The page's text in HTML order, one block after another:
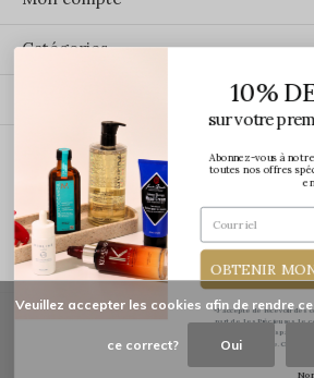
Catégories
ÉCRIVEZ-NOUS
© Copyright2026-Les
Veuillez accepter les cookies afin de rendre
ce correct? Oui
10%
sur votre
Abonnez-vous à
toutes nos offres
OBTENIR
*J'accepte de recevoir des
part de Les Précieuses. Le
vous sera transmis par
confirmée.